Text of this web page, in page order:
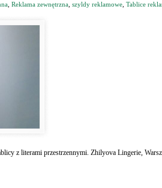
Reklama zewnętrzna szyldy reklamowe Tablice
z literami przestrzennymi. Zhilyova Lingerie,